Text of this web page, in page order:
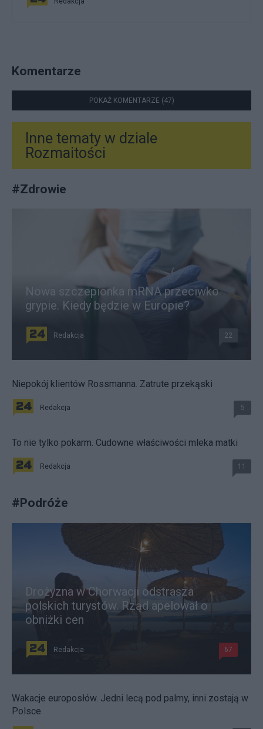
Komentarze
POKAŻ KOMENTARZE (47)
Inne tematy w dziale
Rozmaitości
#Zdrowie
Nowa szczepionka mRNA przeciwko
grypie. Kiedy będzie w Europie?
Redakcja 22
Niepokój klientów Rossmanna. Zatrute przekąski
Redakcja 5
To nie tylko pokarm. Cudowne właściwości mleka matki
Redakcja 11
#Podróże
Drożyzna w Chorwacji odstrasza
polskich turystów. Rząd apelował o
obniżki cen
Redakcja 67
Wakacje europosłów. Jedni lecą pod palmy, inni zostają w
Polsce